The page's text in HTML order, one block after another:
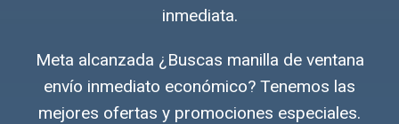
inmediata.
Meta alcanzada ¿Buscas manilla de ventana
envío inmediato económico? Tenemos las
mejores ofertas y promociones especiales.